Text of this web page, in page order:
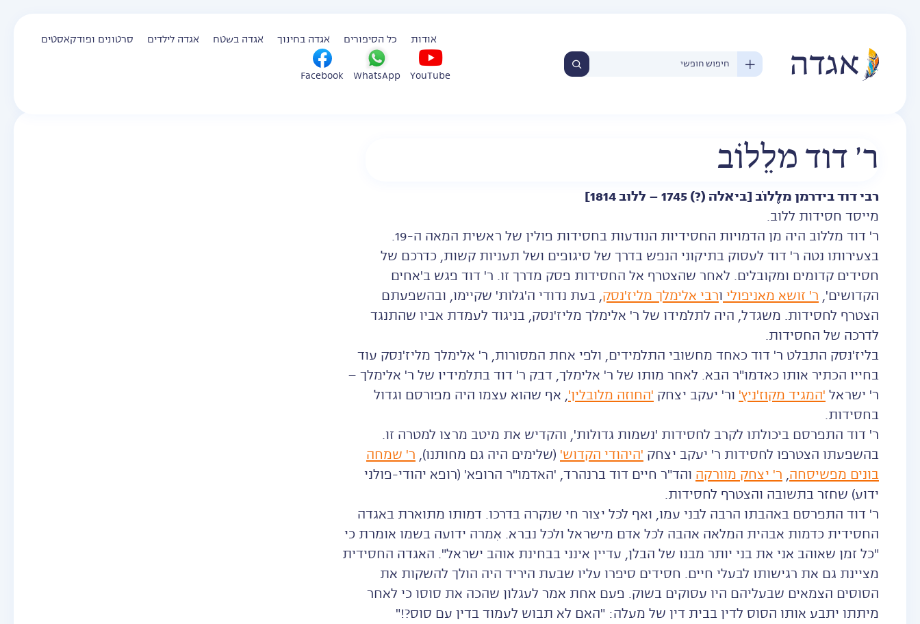
אודות כל הסיפורים אגדה בחינוך אגדה בשטח אגדה לילדים סרטונים ופודקאסטים
YouTube
WhatsApp
Facebook
ר' דוד מלֵלוֹב
רבי דוד בידרמן מלֶלוֹב [ביאלה (?) 1745‏ – ללוב 1814]
מייסד חסידות ללוב.
ר' דוד מללוב היה מן הדמויות החסידיות הנודעות בחסידות פולין של ראשית המאה ה-19.
בצעירותו נטה ר' דוד לעסוק בתיקוני הנפש בדרך של סיגופים ושל תעניות קשות, כדרכם של
חסידים קדומים ומקובלים. לאחר שהצטרף אל החסידות פסק מדרך זו. ר' דוד פגש ב'אחים
הקדושים', ר' זושא מאניפולי ורבי אלימלך מליז'נסק, בעת נדודי ה'גלות' שקיימו, ובהשפעתם
הצטרף לחסידות. משגדל, היה לתלמידו של ר' אלימלך מליז'נסק, בניגוד לעמדת אביו שהתנגד
לדרכה של החסידות.
בליז'נסק התבלט ר' דוד כאחד מחשובי התלמידים, ולפי אחת המסורות, ר' אלימלך מליז'נסק עוד
בחייו הכתיר אותו כאדמו"ר הבא. לאחר מותו של ר' אלימלך, דבק ר' דוד בתלמידיו של ר' אלימלך –
ר' ישראל 'המגיד מקוז'ניץ' ור' יעקב יצחק 'החוזה מלובלין', אף שהוא עצמו היה מפורסם וגדול
בחסידות.
ר' דוד התפרסם ביכולתו לקרב לחסידות 'נשמות גדולות', והקדיש את מיטב מרצו למטרה זו.
בהשפעתו הצטרפו לחסידות ר' יעקב יצחק 'היהודי הקדוש' (שלימים היה גם מחותנו), ר' שמחה
בונים מפשיסחה, ר' יצחק מוורקה והד"ר חיים דוד ברנהרד, 'האדמו"ר הרופא' (רופא יהודי-פולני
ידוע) שחזר בתשובה והצטרף לחסידות.
ר' דוד התפרסם באהבתו הרבה לבני עמו, ואף לכל יצור חי שנקרה בדרכו. דמותו מתוארת באגדה
החסידית כדמות אבהית המלאה אהבה לכל אדם מישראל ולכל נברא. אִמרה ידועה בשמו אומרת כי
"כל זמן שאוהב אני את בני יותר מבנו של הבלן, עדיין אינני בבחינת אוהב ישראל". האגדה החסידית
מציינת גם את רגישותו לבעלי חיים. חסידים סיפרו עליו שבעת היריד היה הולך להשקות את
הסוסים הצמאים שבעליהם היו עסוקים בשוק. פעם אחת אמר לעגלון שהכה את סוסו כי לאחר
מיתתו יתבע אותו הסוס לדין בבית דין של מעלה: "האם לא תבוש לעמוד בדין עם סוס?!"